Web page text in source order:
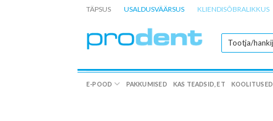
TÄPSUS USALDUSVÄÄRSUS KLIENDISÕBRALIKKUS
E-POOD PAKKUMISED KAS TEADSID, ET KOOLITUSED